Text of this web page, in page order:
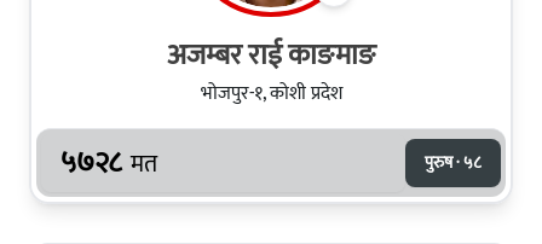
अजम्बर राई काङमाङ
भोजपुर-१, कोशी प्रदेश
५७२८ मत पुरुष · ५८